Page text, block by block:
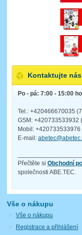
Kontaktujte nás
Po - pá: 7:00 - 15:00
Tel.: +420466670035
GSM: +420733533932
Mobil: +420733533976
E-mail:
Přečtěte si Obchodní
společnosti ABE.TEC.
Vše o nákupu
Vše o nákupu
Registrace a přihlášení